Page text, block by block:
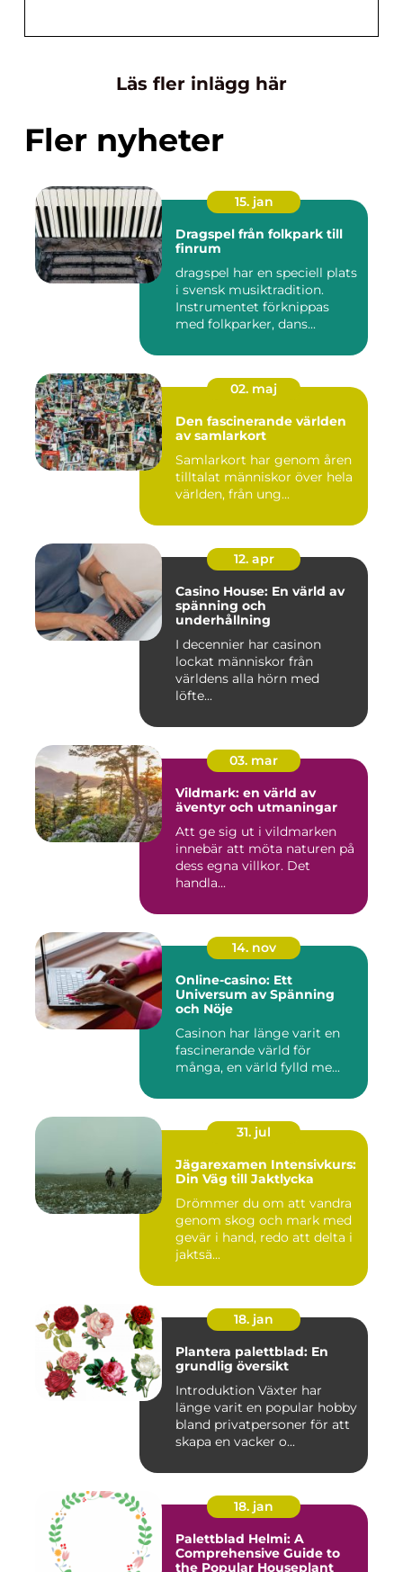
Läs fler inlägg här
Fler nyheter
15. jan
Dragspel från folkpark till
finrum
dragspel har en speciell plats
i svensk musiktradition.
Instrumentet förknippas
med folkparker, dans...
02. maj
Den fascinerande världen
av samlarkort
Samlarkort har genom åren
tilltalat människor över hela
världen, från ung...
12. apr
Casino House: En värld av
spänning och
underhållning
I decennier har casinon
lockat människor från
världens alla hörn med
löfte...
03. mar
Vildmark: en värld av
äventyr och utmaningar
Att ge sig ut i vildmarken
innebär att möta naturen på
dess egna villkor. Det
handla...
14. nov
Online-casino: Ett
Universum av Spänning
och Nöje
Casinon har länge varit en
fascinerande värld för
många, en värld fylld me...
31. jul
Jägarexamen Intensivkurs:
Din Väg till Jaktlycka
Drömmer du om att vandra
genom skog och mark med
gevär i hand, redo att delta i
jaktsä...
18. jan
Plantera palettblad: En
grundlig översikt
Introduktion Växter har
länge varit en popular hobby
bland privatpersoner för att
skapa en vacker o...
18. jan
Palettblad Helmi: A
Comprehensive Guide to
the Popular Houseplant